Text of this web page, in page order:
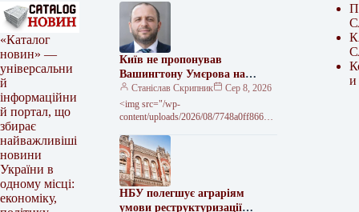
«Каталог
новин» —
універсальни
й
інформаційни
й портал, що
збирає
найважливіші
новини
України в
одному місці:
економіку,
Київ не пропонував
Вашингтону Умєрова на
посаду посла – джерело
Станіслав Скрипник
Сер 8, 2026
<img src="/wp-
content/uploads/2026/08/7748a0ff86661
передавав звернень до США щодо
кандидатури Умєрова на посаду посла
НБУ полегшує аграріям
умови реструктуризації
и